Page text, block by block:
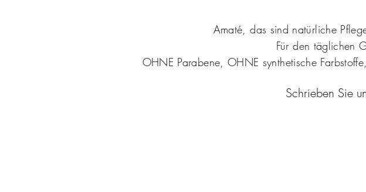
Amaté, das sind natürliche
Für den täglichen
OHNE Parabene, OHNE synthetische
Schrieben Sie